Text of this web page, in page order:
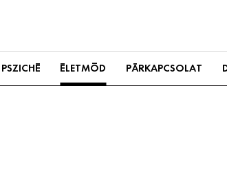
PSZICHÉ ÉLETMÓD PÁRKAPCSOLAT